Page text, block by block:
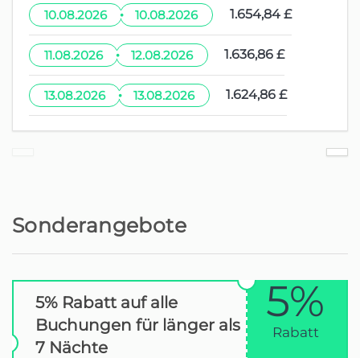
10.08.2026 · 10.08.2026 1.654,84 £
11.08.2026 · 12.08.2026 1.636,86 £
13.08.2026 · 13.08.2026 1.624,86 £
Sonderangebote
5% Rabatt auf alle
Buchungen für länger als
7 Nächte
5%
Rabatt